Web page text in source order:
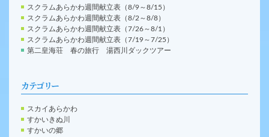
スクラムあらかわ週間献立表（8/9～8/15）
スクラムあらかわ週間献立表（8/2～8/8）
スクラムあらかわ週間献立表（7/26～8/1）
スクラムあらかわ週間献立表（7/19～7/25）
第二皇海荘 春の旅行 湯西川ダックツアー
カテゴリー
スカイあらかわ
すかいきぬ川
すかいの郷